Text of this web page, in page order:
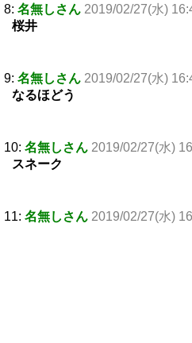
8: 名無しさん 2019/02/27(水)
桜井
9: 名無しさん 2019/02/27(水)
なるほどう
10: 名無しさん 2019/02/27(水)
スネーク
11: 名無しさん 2019/02/27(水)